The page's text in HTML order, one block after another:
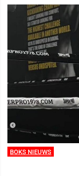
BOKS NIEUWS